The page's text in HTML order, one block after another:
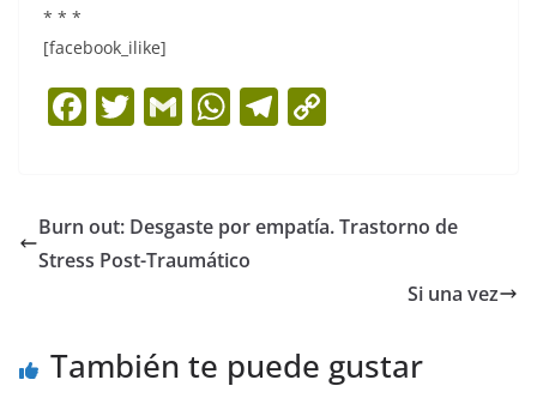
* * *
[facebook_ilike]
F
e
b
k
T
er
G
l
W
s
A
T
gr y
Burn out: Desgaste por empatía. Trastorno de
Stress Post-Traumático
Si una vez
También te puede gustar